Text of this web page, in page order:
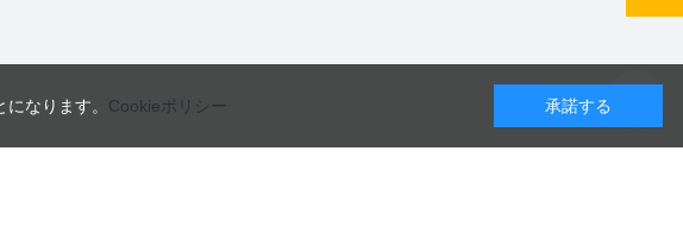
なります。 Cookieポリシー 承諾する